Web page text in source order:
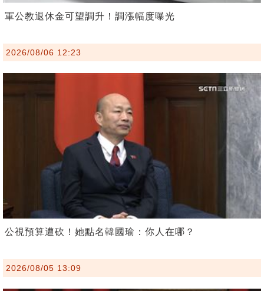
軍公教退休金可望調升！調漲幅度曝光
2026/08/06 12:23
公視預算遭砍！她點名韓國瑜：你人在哪？
2026/08/05 13:09